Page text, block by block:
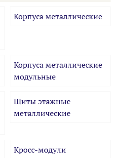
Корпуса металлические
Корпуса металлические
модульные
Щиты этажные
металлические
Кросс-модули